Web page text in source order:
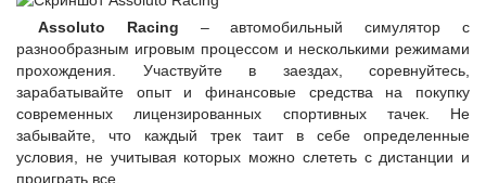
Assoluto Racing – автомобильный симулятор с
разнообразным игровым процессом и несколькими режимами
прохождения. Участвуйте в заездах, соревнуйтесь,
зарабатывайте опыт и финансовые средства на покупку
современных лицензированных спортивных тачек. Не
забывайте, что каждый трек таит в себе определенные
условия, не учитывая которых можно слететь с дистанции и
проиграть все.